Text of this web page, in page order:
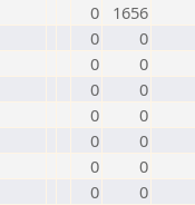
0
1656
0
0
0
0
0
0
0
0
0
0
0
0
0
0